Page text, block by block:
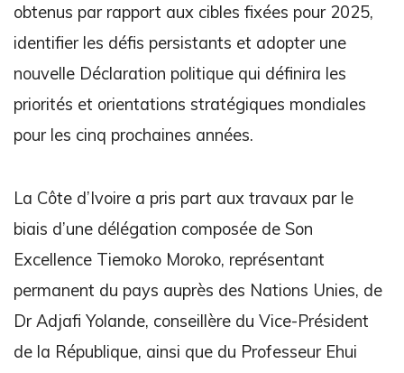
obtenus par rapport aux cibles fixées pour 2025,
identifier les défis persistants et adopter une
nouvelle Déclaration politique qui définira les
priorités et orientations stratégiques mondiales
pour les cinq prochaines années.
La Côte d’Ivoire a pris part aux travaux par le
biais d’une délégation composée de Son
Excellence Tiemoko Moroko, représentant
permanent du pays auprès des Nations Unies, de
Dr Adjafi Yolande, conseillère du Vice-Président
de la République, ainsi que du Professeur Ehui